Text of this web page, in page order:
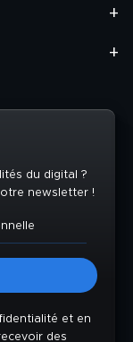
du digital ?
newsletter !
et en
des